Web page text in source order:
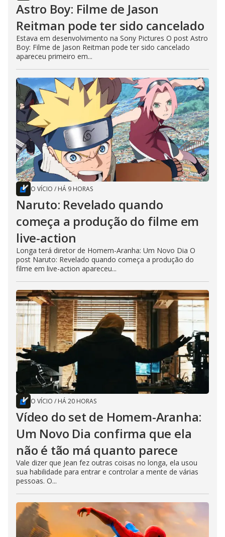
Astro Boy: Filme de Jason
Reitman pode ter sido cancelado
Estava em desenvolvimento na Sony Pictures O post Astro
Boy: Filme de Jason Reitman pode ter sido cancelado
apareceu primeiro em...
O VÍCIO / HÁ 9 HORAS
Naruto: Revelado quando
começa a produção do filme em
live-action
Longa terá diretor de Homem-Aranha: Um Novo Dia O
post Naruto: Revelado quando começa a produção do
filme em live-action apareceu...
O VÍCIO / HÁ 20 HORAS
Vídeo do set de Homem-Aranha:
Um Novo Dia confirma que ela
não é tão má quanto parece
Vale dizer que Jean fez outras coisas no longa, ela usou
sua habilidade para entrar e controlar a mente de várias
pessoas. O...